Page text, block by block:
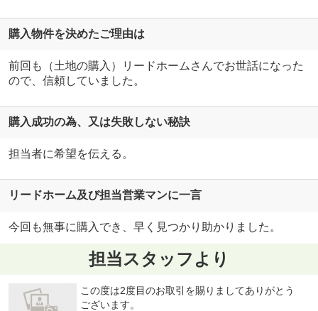
購入物件を決めたご理由は
前回も（土地の購入）リードホームさんでお世話になった
ので、信頼していました。
購入成功の為、又は失敗しない秘訣
担当者に希望を伝える。
リードホーム及び担当営業マンに一言
今回も無事に購入でき、早く見つかり助かりました。
担当スタッフより
この度は2度目のお取引を賜りましてありがとう
ございます。